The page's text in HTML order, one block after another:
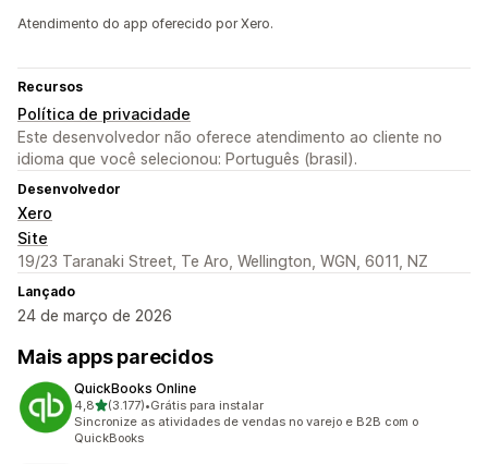
Atendimento do app oferecido por Xero.
Recursos
Política de privacidade
Este desenvolvedor não oferece atendimento ao cliente no
idioma que você selecionou: Português (brasil).
Desenvolvedor
Xero
Site
19/23 Taranaki Street, Te Aro, Wellington, WGN, 6011, NZ
Lançado
24 de março de 2026
Mais apps parecidos
QuickBooks Online
4,8de 5 estrelas
(3.177)
3177 avaliações ao todo
•Grátis para instalar
Sincronize as atividades de vendas no varejo e B2B com o
QuickBooks